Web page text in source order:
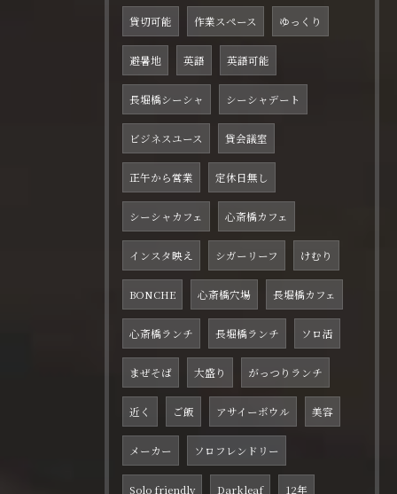
貸切可能 作業スペース ゆっくり
避暑地 英語 英語可能
長堀橋シーシャ シーシャデート
ビジネスユース 貸会議室
正午から営業 定休日無し
シーシャカフェ 心斎橋カフェ
インスタ映え シガーリーフ けむり
BONCHE 心斎橋穴場 長堀橋カフェ
心斎橋ランチ 長堀橋ランチ ソロ活
まぜそば 大盛り がっつりランチ
近く ご飯 アサイーボウル 美容
メーカー ソロフレンドリー
Solo friendly Darkleaf 12年